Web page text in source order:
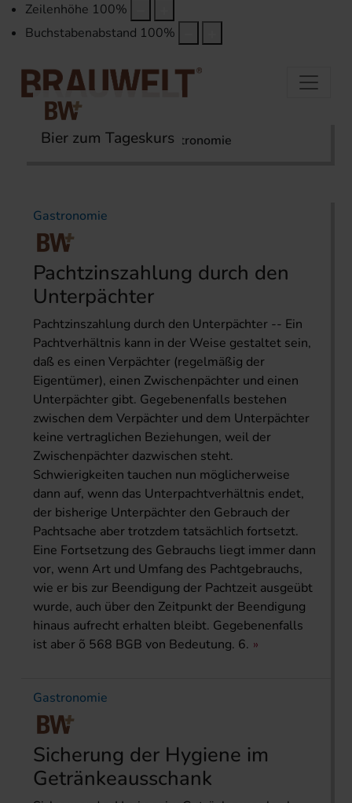
Zeilenhöhe 100%
Buchstabenabstand 100%
Startseite Themen Gastronomie
Bier zum Tageskurs
Gastronomie
Pachtzinszahlung durch den
Unterpächter
Pachtzinszahlung durch den Unterpächter -- Ein
Pachtverhältnis kann in der Weise gestaltet sein,
daß es einen Verpächter (regelmäßig der
Eigentümer), einen Zwischenpächter und einen
Unterpächter gibt. Gegebenenfalls bestehen
zwischen dem Verpächter und dem Unterpächter
keine vertraglichen Beziehungen, weil der
Zwischenpächter dazwischen steht.
Schwierigkeiten tauchen nun möglicherweise
dann auf, wenn das Unterpachtverhältnis endet,
der bisherige Unterpächter den Gebrauch der
Pachtsache aber trotzdem tatsächlich fortsetzt.
Eine Fortsetzung des Gebrauchs liegt immer dann
vor, wenn Art und Umfang des Pachtgebrauchs,
wie er bis zur Beendigung der Pachtzeit ausgeübt
wurde, auch über den Zeitpunkt der Beendigung
hinaus aufrecht erhalten bleibt. Gegebenenfalls
ist aber õ 568 BGB von Bedeutung. 6.
Gastronomie
Sicherung der Hygiene im
Getränkeausschank